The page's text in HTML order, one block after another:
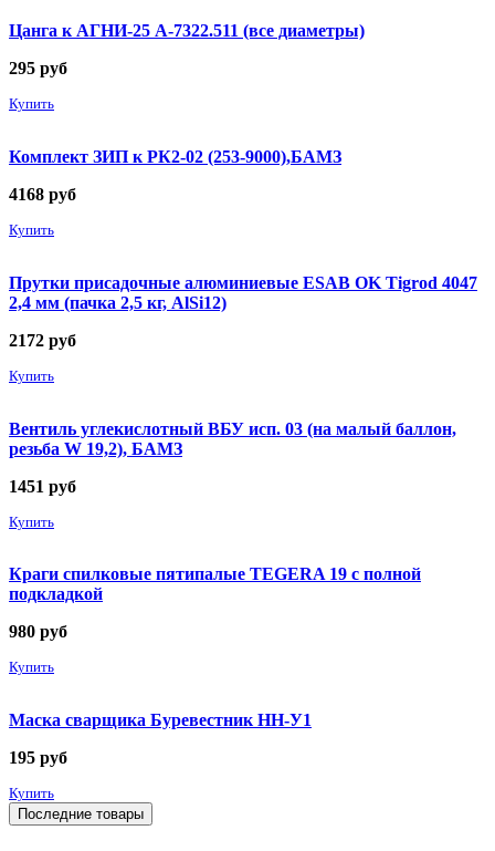
Цанга к АГНИ-25 А-7322.511 (все диаметры)
295 руб
Купить
Комплект ЗИП к РК2-02 (253-9000),БАМЗ
4168 руб
Купить
Прутки присадочные алюминиевые ESAB OK Tigrod 4047
2,4 мм (пачка 2,5 кг, AlSi12)
2172 руб
Купить
Вентиль углекислотный ВБУ исп. 03 (на малый баллон,
резьба W 19,2), БАМЗ
1451 руб
Купить
Краги спилковые пятипалые TEGERA 19 с полной
подкладкой
980 руб
Купить
Маска сварщика Буревестник НН-У1
195 руб
Купить
Последние товары